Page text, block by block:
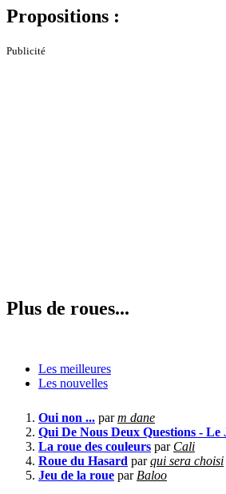
Propositions :
Publicité
Plus de roues...
Les meilleures
Les nouvelles
Oui non ... parm dane
Qui De Nous Deux Questions - Le
La roue des couleurs par Cali
Roue du Hasard parqui sera choisi
Jeu de la roue par Baloo